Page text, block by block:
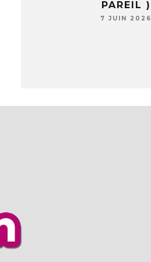
PAREIL )
7 JUIN 2026